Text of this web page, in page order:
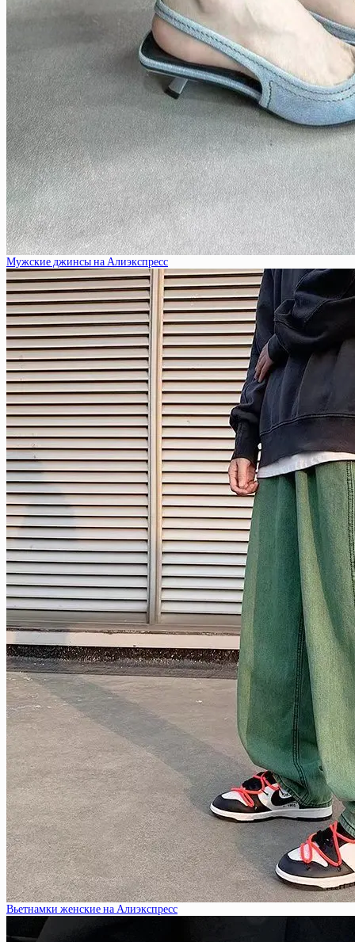
Мужские джинсы на Алиэкспресс
Вьетнамки женские на Алиэкспресс